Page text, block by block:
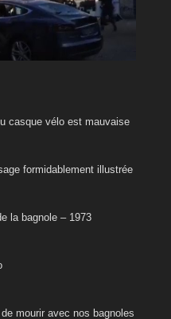
casque vélo est mauvaise
formidablement illustrée
la bagnole – 1973
mourir avec nos bagnoles